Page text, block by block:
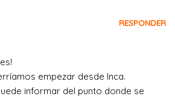
RESPONDER
empezar desde Inca.
informar del punto donde se